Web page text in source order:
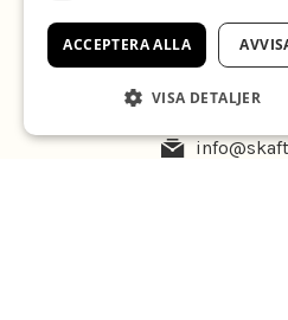
073-270 70 53
ACCEPTERA ALLA
VISA DETALJER